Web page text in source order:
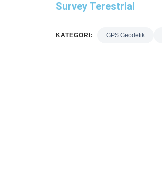
Survey Terestrial
KATEGORI: GPS Geodetik